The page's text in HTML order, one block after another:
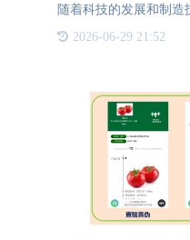
随着科技的发展和制
品的能力越来越强，这
的问题。假货不仅损害
2026-06-29 21:52